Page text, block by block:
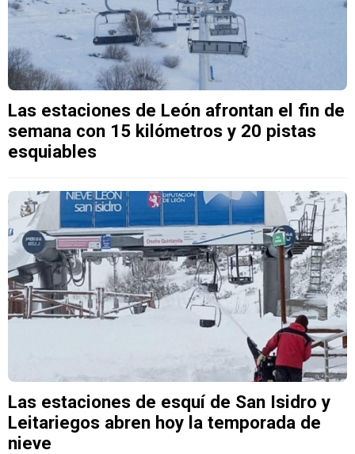
Las estaciones de León afrontan el fin de
semana con 15 kilómetros y 20 pistas
esquiables
Las estaciones de esquí de San Isidro y
Leitariegos abren hoy la temporada de
nieve